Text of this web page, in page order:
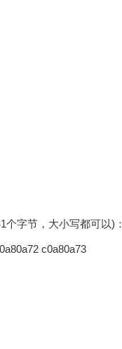
字节，大小写都可以)：
c0a80a73